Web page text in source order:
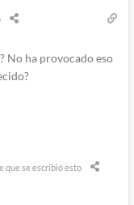
No ha provocado eso
que se escribió esto